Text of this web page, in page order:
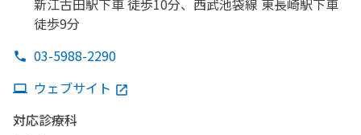
新江古田駅下車 徒歩10分、 西武池袋線 東長崎駅下車
徒歩9分
03-5988-2290
ウェブサイト
対応診療科